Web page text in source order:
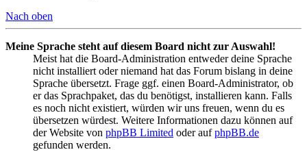
Nach oben
Meine Sprache steht auf diesem Board nicht zur Auswahl!
Meist hat die Board-Administration entweder deine Sprache
nicht installiert oder niemand hat das Forum bislang in deine
Sprache übersetzt. Frage ggf. einen Board-Administrator, ob
er das Sprachpaket, das du benötigst, installieren kann. Falls
es noch nicht existiert, würden wir uns freuen, wenn du es
übersetzen würdest. Weitere Informationen dazu können auf
der Website von phpBB Limited oder aufphpBB.de
gefunden werden.